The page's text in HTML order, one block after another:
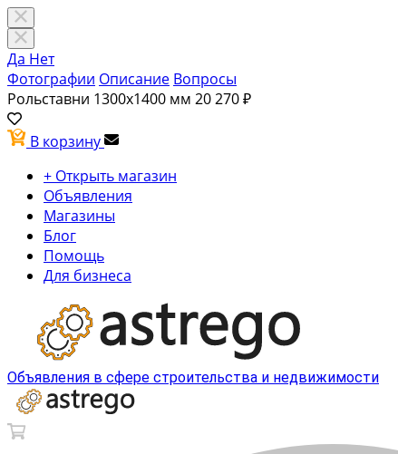
Да Нет
Фотографии Описание Вопросы
Рольставни 1300х1400 мм 20 270 ₽
В корзину
+ Открыть магазин
Объявления
Магазины
Блог
Помощь
Для бизнеса
Объявления в сфере строительства и недвижимости